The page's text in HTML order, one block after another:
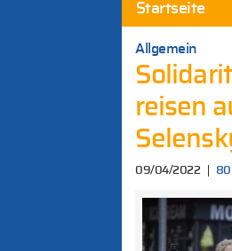
Startseite
Allgemein
reisen
09/04/2022 80